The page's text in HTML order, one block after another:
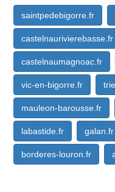
saintpedebigorre.fr
castelnaurivierebasse.fr
castelnaumagnoac.fr
vic-en-bigorre.fr
mauleon-barousse.fr
labastide.fr galan.fr
borderes-louron.fr